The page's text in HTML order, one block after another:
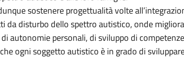
sostenere progettualità volte
da disturbo dello spettro autistico, onde
autonomie personali, di sviluppo di
ogni soggetto autistico è in grado di